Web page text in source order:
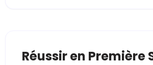
Réussir en Première